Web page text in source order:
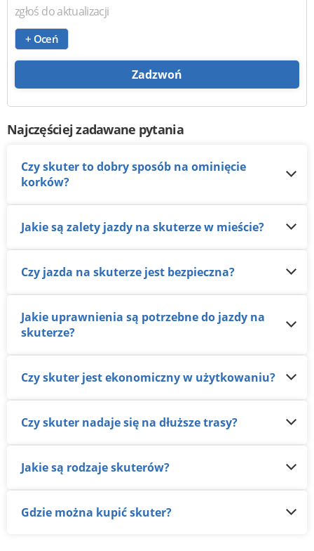
zgłoś do aktualizacji
+ Oceń
Zadzwoń
Najczęściej zadawane pytania
Czy skuter to dobry sposób na ominięcie
korków?
Jakie są zalety jazdy na skuterze w mieście?
Czy jazda na skuterze jest bezpieczna?
Jakie uprawnienia są potrzebne do jazdy na
skuterze?
Czy skuter jest ekonomiczny w użytkowaniu?
Czy skuter nadaje się na dłuższe trasy?
Jakie są rodzaje skuterów?
Gdzie można kupić skuter?